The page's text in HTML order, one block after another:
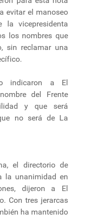
evitar el manoseo
la vicepresidenta
los nombres que
sin reclamar una
indicaron a El
del Frente
y que será
no será de La
el directorio de
la unanimidad en
dijeron a El
Con tres jerarcas
ha mantenido